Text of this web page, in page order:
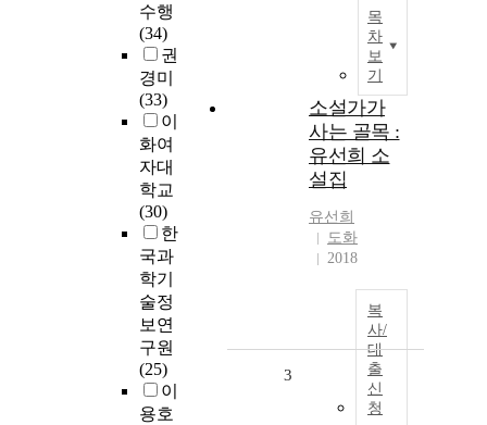
수행
(34)
권
경미
(33)
이
화여
자대
학교
(30)
한
국과
학기
술정
보연
구원
(25)
이
용호
목
차
보
기
소설가가
사는 골목 :
유선희 소
설집
유선희
도화
2018
복
사/
대
출
신
청
3